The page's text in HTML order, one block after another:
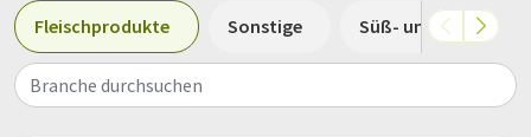
Fleischprodukte Sonstige Süß- und Backwaren
Branche durchsuchen